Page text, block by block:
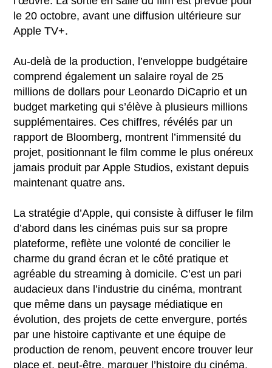
le 20 octobre, avant une diffusion ultérieure sur
Apple TV+.
Au-delà de la production, l’enveloppe budgétaire
comprend également un salaire royal de 25
millions de dollars pour Leonardo DiCaprio et un
budget marketing qui s’élève à plusieurs millions
supplémentaires. Ces chiffres, révélés par un
rapport de Bloomberg, montrent l’immensité du
projet, positionnant le film comme le plus onéreux
jamais produit par Apple Studios, existant depuis
maintenant quatre ans.
La stratégie d’Apple, qui consiste à diffuser le film
d’abord dans les cinémas puis sur sa propre
plateforme, reflète une volonté de concilier le
charme du grand écran et le côté pratique et
agréable du streaming à domicile. C’est un pari
audacieux dans l’industrie du cinéma, montrant
que même dans un paysage médiatique en
évolution, des projets de cette envergure, portés
par une histoire captivante et une équipe de
production de renom, peuvent encore trouver leur
place et, peut-être, marquer l’histoire du cinéma.